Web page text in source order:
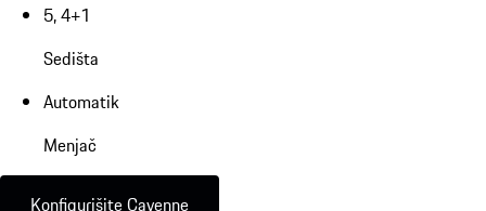
5, 4+1
Sedišta
Automatik
Menjač
Konfigurišite Cayenne